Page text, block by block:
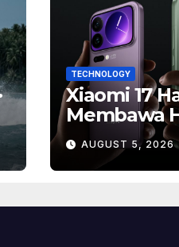
TECHNOLOGY
Xiaomi 17
Membawa
Baru, Inilah
Banyak
AUGUST 5, 2026